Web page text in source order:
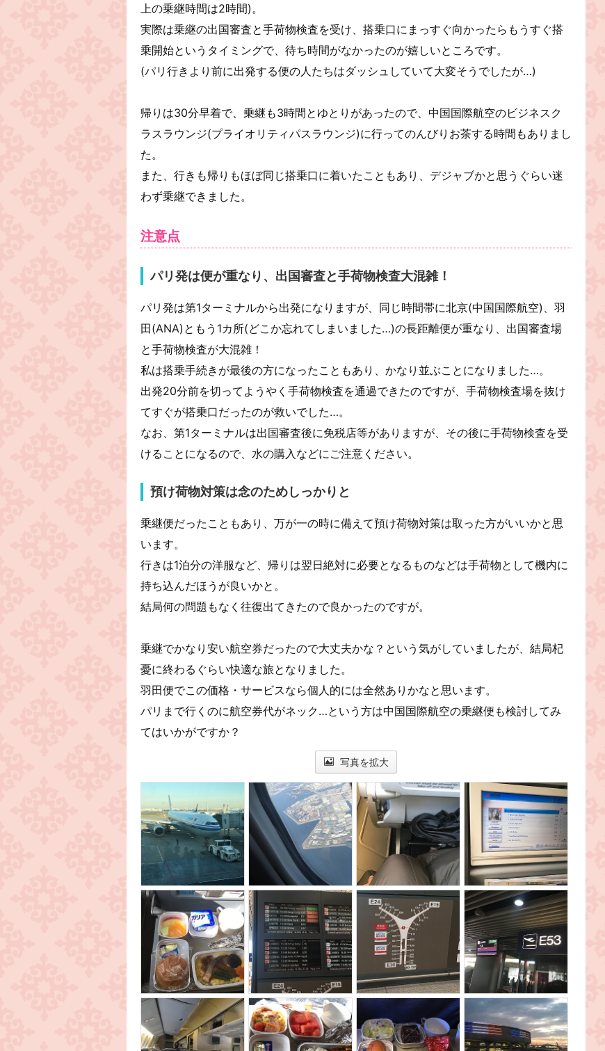
上の乗継時間は2時間)。
実際は乗継の出国審査と手荷物検査を受け、搭乗口にまっすぐ向かったらもうすぐ搭
乗開始というタイミングで、待ち時間がなかったのが嬉しいところです。
(パリ行きより前に出発する便の人たちはダッシュしていて大変そうでしたが…)
帰りは30分早着で、乗継も3時間とゆとりがあったので、中国国際航空のビジネスク
ラスラウンジ(プライオリティパスラウンジ)に行ってのんびりお茶する時間もありまし
た。
また、行きも帰りもほぼ同じ搭乗口に着いたこともあり、デジャブかと思うぐらい迷
わず乗継できました。
注意点
パリ発は便が重なり、出国審査と手荷物検査大混雑！
パリ発は第1ターミナルから出発になりますが、同じ時間帯に北京(中国国際航空)、羽
田(ANA)ともう1カ所(どこか忘れてしまいました…)の長距離便が重なり、出国審査場
と手荷物検査が大混雑！
私は搭乗手続きが最後の方になったこともあり、かなり並ぶことになりました…。
出発20分前を切ってようやく手荷物検査を通過できたのですが、手荷物検査場を抜け
てすぐが搭乗口だったのが救いでした…。
なお、第1ターミナルは出国審査後に免税店等がありますが、その後に手荷物検査を受
けることになるので、水の購入などにご注意ください。
預け荷物対策は念のためしっかりと
乗継便だったこともあり、万が一の時に備えて預け荷物対策は取った方がいいかと思
います。
行きは1泊分の洋服など、帰りは翌日絶対に必要となるものなどは手荷物として機内に
持ち込んだほうが良いかと。
結局何の問題もなく往復出てきたので良かったのですが。
乗継でかなり安い航空券だったので大丈夫かな？という気がしていましたが、結局杞
憂に終わるぐらい快適な旅となりました。
羽田便でこの価格・サービスなら個人的には全然ありかなと思います。
パリまで行くのに航空券代がネック…という方は中国国際航空の乗継便も検討してみ
てはいかがですか？
写真を拡大